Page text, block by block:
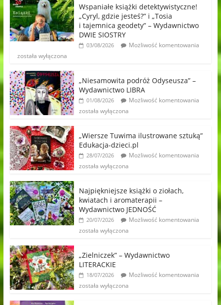
Wspaniałe książki detektywistyczne!
„Cyryl, gdzie jesteś?” i „Tosia
i tajemnica geodety” – Wydawnictwo
DWIE SIOSTRY
03/08/2026
Możliwość komentowania
została wyłączona
„Niesamowita podróż Odyseusza” –
Wydawnictwo LIBRA
01/08/2026
Możliwość komentowania
została wyłączona
„Wiersze Tuwima ilustrowane sztuką”
Edukacja-dzieci.pl
28/07/2026
Możliwość komentowania
została wyłączona
Najpiękniejsze książki o ziołach,
kwiatach i aromaterapii –
Wydawnictwo JEDNOŚĆ
20/07/2026
Możliwość komentowania
została wyłączona
„Zielniczek” – Wydawnictwo
LITERACKIE
18/07/2026
Możliwość komentowania
została wyłączona